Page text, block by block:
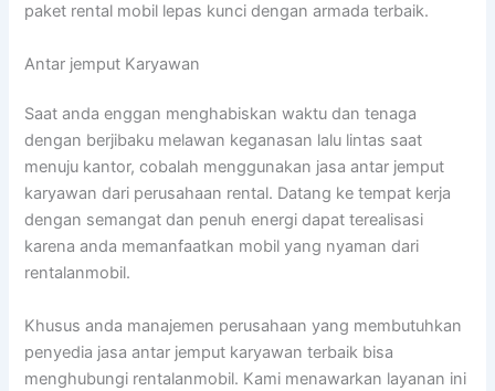
paket rental mobil lepas kunci dengan armada terbaik.
Antar jemput Karyawan
Saat anda enggan menghabiskan waktu dan tenaga
dengan berjibaku melawan keganasan lalu lintas saat
menuju kantor, cobalah menggunakan jasa antar jemput
karyawan dari perusahaan rental. Datang ke tempat kerja
dengan semangat dan penuh energi dapat terealisasi
karena anda memanfaatkan mobil yang nyaman dari
rentalanmobil.
Khusus anda manajemen perusahaan yang membutuhkan
penyedia jasa antar jemput karyawan terbaik bisa
menghubungi rentalanmobil. Kami menawarkan layanan ini